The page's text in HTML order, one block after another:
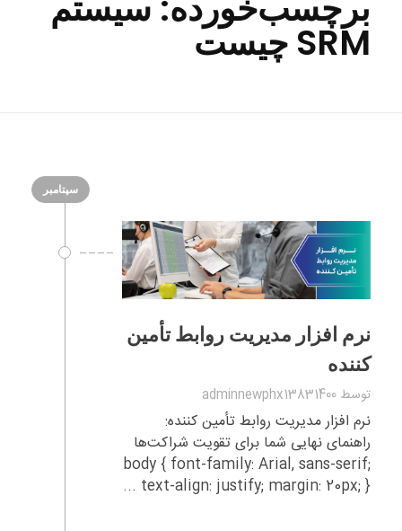
SRM چیست
سپتامبر
نرم‌ افزار مدیریت روابط تأمین‌
کننده
توسط adminnewphx13831400
نرم‌ افزار مدیریت روابط تأمین ‌کننده:
راهنمای نهایی شما برای تقویت شراکت‌ها
body { font-family: Arial, sans-serif;
text-align: justify; margin: 20px; } ...